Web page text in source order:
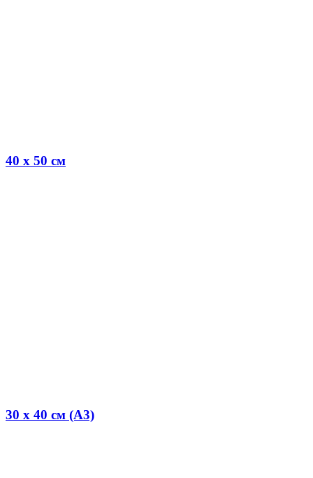
40 x 50 см
30 x 40 см (А3)